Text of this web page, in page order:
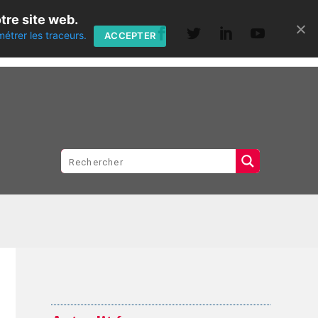
site web.
les traceurs. ACCEPTER